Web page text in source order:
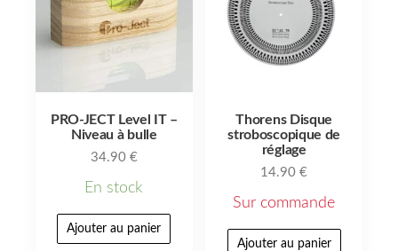
PRO-JECT Level IT –
Niveau à bulle
34.90 €
En stock
Ajouter au panier
Thorens Disque
stroboscopique de
réglage
14.90€
Sur commande
Ajouter au panier